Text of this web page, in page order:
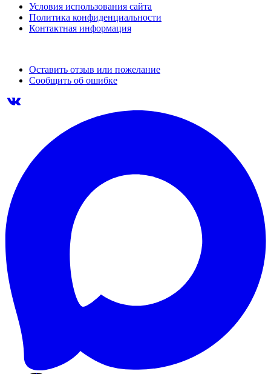
Условия использования сайта
Политика конфиденциальности
Контактная информация
Оставить отзыв или пожелание
Сообщить об ошибке